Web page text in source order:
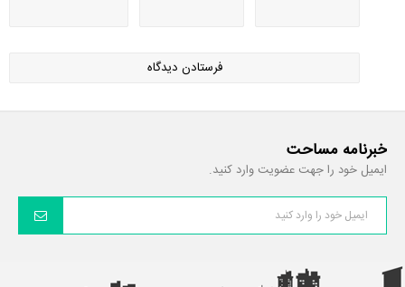
خبرنامه مساحت
ایمیل خود را جهت عضویت وارد کنید.